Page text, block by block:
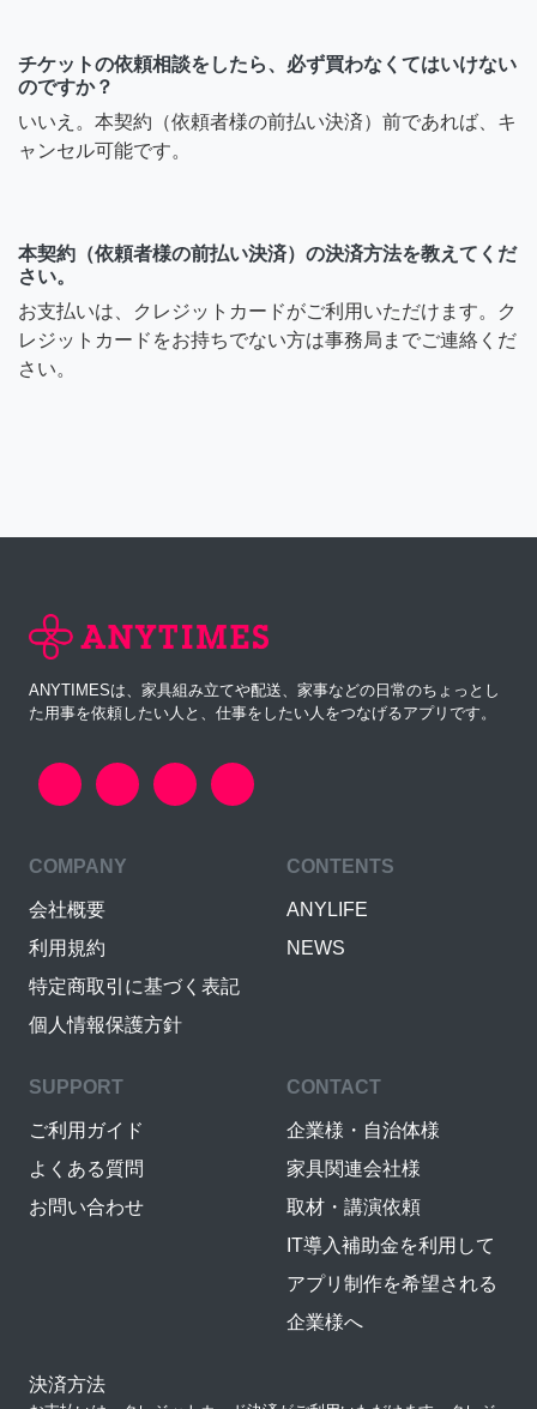
チケットの依頼相談をしたら、必ず買わなくてはいけない
のですか？
いいえ。本契約（依頼者様の前払い決済）前であれば、キ
ャンセル可能です。
本契約（依頼者様の前払い決済）の決済方法を教えてくだ
さい。
お支払いは、クレジットカードがご利用いただけます。ク
レジットカードをお持ちでない方は事務局までご連絡くだ
さい。
ANYTIMESは、家具組み立てや配送、家事などの日常のちょっとし
た用事を依頼したい人と、仕事をしたい人をつなげるアプリです。
COMPANY
会社概要
利用規約
特定商取引に基づく表記
個人情報保護方針
CONTENTS
ANYLIFE
NEWS
SUPPORT
ご利用ガイド
よくある質問
お問い合わせ
CONTACT
企業様・自治体様
家具関連会社様
取材・講演依頼
IT導入補助金を利用して
アプリ制作を希望される
企業様へ
決済方法